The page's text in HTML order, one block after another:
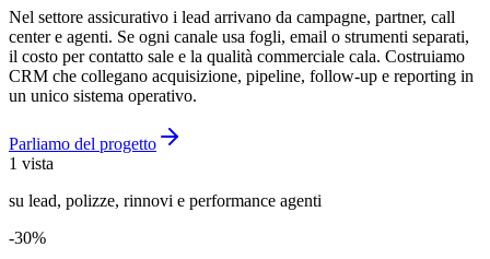
Nel settore assicurativo i lead arrivano da campagne, partner, call
center e agenti. Se ogni canale usa fogli, email o strumenti separati,
il costo per contatto sale e la qualità commerciale cala. Costruiamo
CRM che collegano acquisizione, pipeline, follow-up e reporting in
un unico sistema operativo.
Parliamo del progetto
1 vista
su lead, polizze, rinnovi e performance agenti
-30%